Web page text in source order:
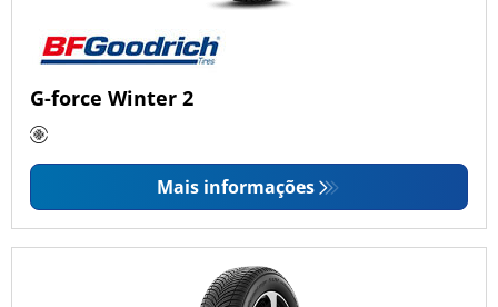
G-force Winter 2
Mais informações